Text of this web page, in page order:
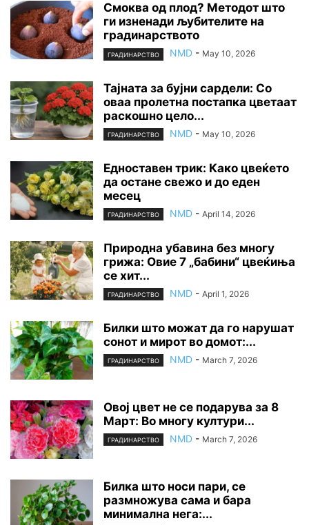
Смоква од плод? Методот што
ги изненади љубителите на
градинарството
ГРАДИНАРСТВО NMD - May 10, 2026
Тајната за бујни сардели: Со
оваа пролетна постапка цветаат
раскошно цело...
ГРАДИНАРСТВО NMD - May 10, 2026
Едноставен трик: Како цвеќето
да остане свежо и до еден
месец
ГРАДИНАРСТВО NMD - April 14, 2026
Природна убавина без многу
грижа: Овие 7 „бабини“ цвеќиња
се хит...
ГРАДИНАРСТВО NMD - April 1, 2026
Билки што можат да го нарушат
сонот и мирот во домот:...
ГРАДИНАРСТВО NMD - March 7, 2026
Овој цвет не се подарува за 8
Март: Во многу култури...
ГРАДИНАРСТВО NMD - March 7, 2026
Билка што носи пари, се
размножува сама и бара
минимална нега:...